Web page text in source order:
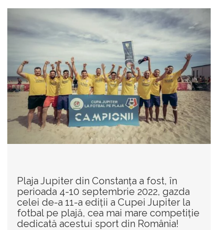
Plaja Jupiter din Constanța a fost, în
perioada 4-10 septembrie 2022, gazda
celei de-a 11-a ediții a Cupei Jupiter la
fotbal pe plajă, cea mai mare competiție
dedicată acestui sport din România!